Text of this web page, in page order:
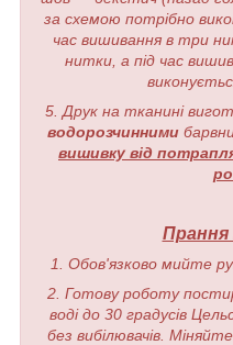
за схемою потрібно
час вишивання в три
нитки, а під час
5. Друк на тканині
водорозчинними
вишивку від
Прання
1. Обов'язково мийте
2. Готову роботу
воді до 30 градусів
без вибілювачів.